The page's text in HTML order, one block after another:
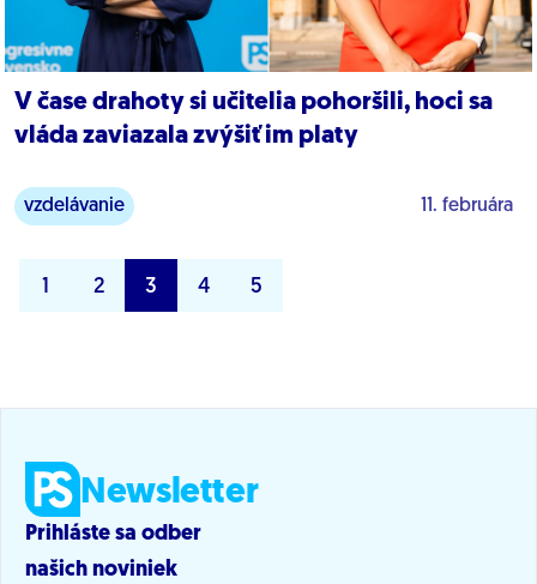
V čase drahoty si učitelia pohoršili, hoci sa
vláda zaviazala zvýšiť im platy
vzdelávanie 11. februára
1 2 3 4 5
Newsletter
Prihláste sa odber
našich noviniek